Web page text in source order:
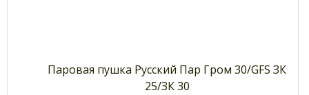
Паровая пушка Русский Пар Гром 30/GFS ЗК
25/ЗК 30